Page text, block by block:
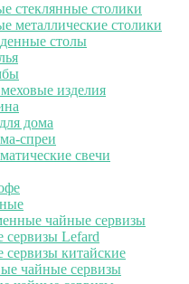
стеклянные столики
металлические столики
столы
изделия
дома
спреи
свечи
чайные сервизы
сервизы Lefard
сервизы китайские
чайные сервизы